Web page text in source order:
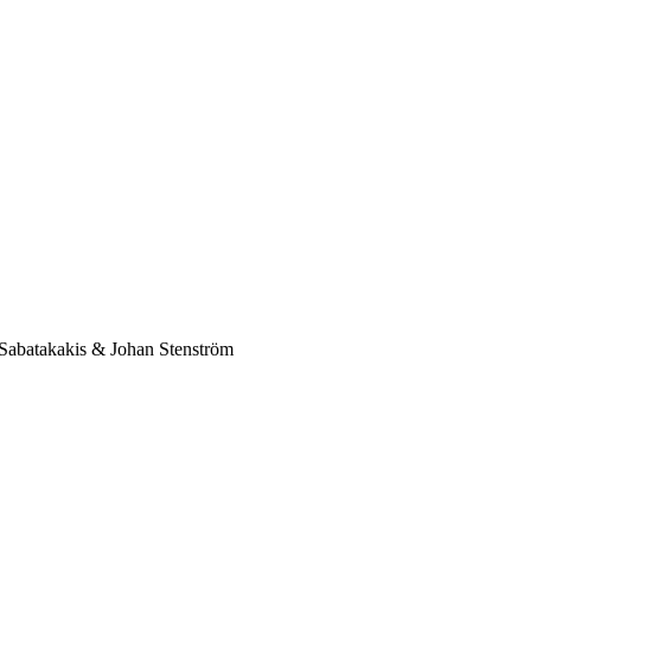
& Johan Stenström